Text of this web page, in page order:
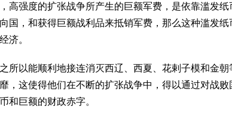
高强度的扩张战争所产生的巨额军费，是依靠滥发
国，和获得巨额战利品来抵销军费，那么这种滥发
济。
所以能顺利地接连消灭西辽、西夏、花剌子模和金
，这使得他们在不断的扩张战争中，得以通过对战
和巨额的财政赤字。